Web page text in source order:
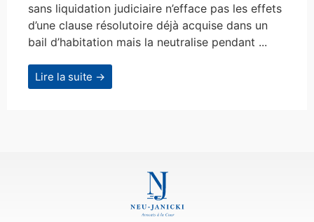
sans liquidation judiciaire n’efface pas les effets
d’une clause résolutoire déjà acquise dans un
bail d’habitation mais la neutralise pendant ...
Lire la suite →